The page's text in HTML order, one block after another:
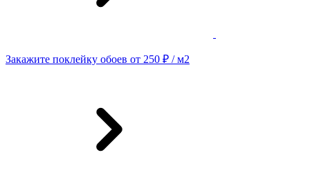
Закажите поклейку обоев от 250 ₽ / м2